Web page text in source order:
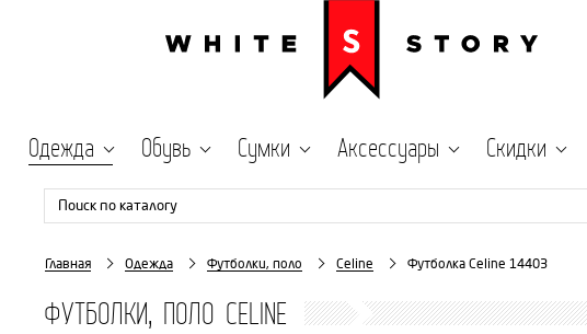
Одежда Обувь Сумки Аксессуары Скидки
Поиск по каталогу
Главная Одежда Футболки, поло Celine Футболка Celine 14403
ФУТБОЛКИ, ПОЛО CELINE